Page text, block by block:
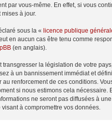
par vous-même. En effet, si vous
à jour.
sous la « licence publique
en aucun cas être tenu comme
(en anglais).
la législation de votre
à un bannissement immédiat et
au renforcement de ces conditions.
si nous estimons cela nécessaire.
ne seront pas diffusées à
à compromettre vos données.